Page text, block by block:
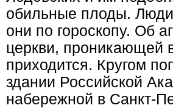
обильные плоды. Люди
они по гороскопу. Об
церкви, проникающей
приходится. Кругом
здании Российской
набережной в Санкт-